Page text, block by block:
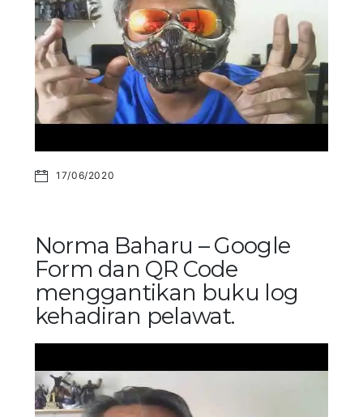
17/06/2020
Norma Baharu – Google
Form dan QR Code
menggantikan buku log
kehadiran pelawat.